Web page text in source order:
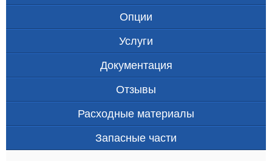
Опции
Услуги
Документация
Отзывы
Расходные материалы
Запасные части